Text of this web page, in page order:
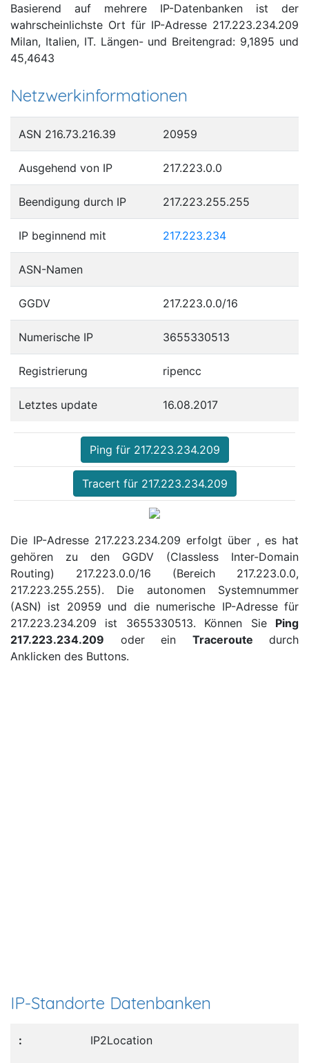
Basierend auf mehrere IP-Datenbanken ist der
wahrscheinlichste Ort für IP-Adresse 217.223.234.209
Milan, Italien, IT. Längen- und Breitengrad: 9,1895 und
45,4643
Netzwerkinformationen
ASN 216.73.216.39 20959
Ausgehend von IP 217.223.0.0
Beendigung durch IP 217.223.255.255
IP beginnend mit 217.223.234
ASN-Namen
GGDV 217.223.0.0/16
Numerische IP 3655330513
Registrierung ripencc
Letztes update 16.08.2017
Ping für 217.223.234.209
Tracert für 217.223.234.209
Die IP-Adresse 217.223.234.209 erfolgt über , es hat
gehören zu den GGDV (Classless Inter-Domain
Routing) 217.223.0.0/16 (Bereich 217.223.0.0,
217.223.255.255). Die autonomen Systemnummer
(ASN) ist 20959 und die numerische IP-Adresse für
217.223.234.209 ist 3655330513. Können Sie Ping
217.223.234.209 oder ein Traceroute durch
Anklicken des Buttons.
IP-Standorte Datenbanken
IP2Location